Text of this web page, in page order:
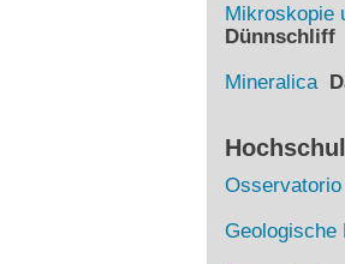
Mikroskopie
Dünnschliff
Mineralica
Geologische